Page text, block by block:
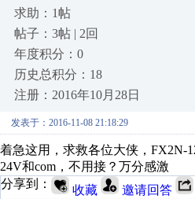
求助：1帖
帖子：3帖 | 2回
年度积分：0
历史总积分：18
注册：2016年10月28日
发表于：2016-11-08 21:18:29
着急这用，求救各位大侠，FX2N-
24V和com，不用接？万分感激
分享到：
收藏 邀请回答